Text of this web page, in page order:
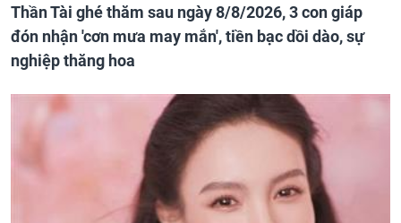
Thần Tài ghé thăm sau ngày 8/8/2026, 3 con giáp
đón nhận 'cơn mưa may mắn', tiền bạc dồi dào, sự
nghiệp thăng hoa